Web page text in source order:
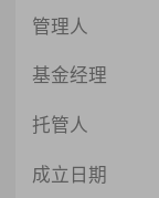
管理人
基金经理
托管人
成立日期